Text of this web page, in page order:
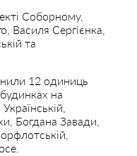
Соборному,
Василя Сергієнка,
та
12 одиниць
на
Богдана Завади,